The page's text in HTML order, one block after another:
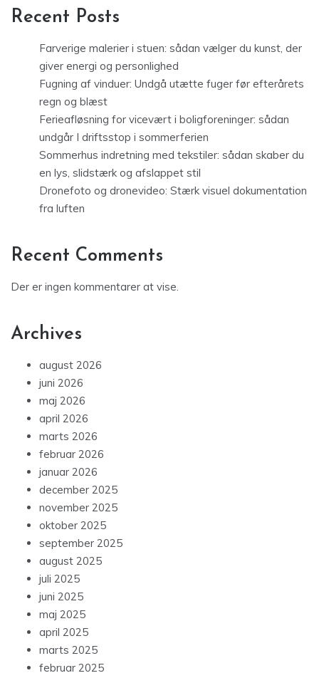
Recent Posts
Farverige malerier i stuen: sådan vælger du kunst, der
giver energi og personlighed
Fugning af vinduer: Undgå utætte fuger før efterårets
regn og blæst
Ferieafløsning for vicevært i boligforeninger: sådan
undgår I driftsstop i sommerferien
Sommerhus indretning med tekstiler: sådan skaber du
en lys, slidstærk og afslappet stil
Dronefoto og dronevideo: Stærk visuel dokumentation
fra luften
Recent Comments
Der er ingen kommentarer at vise.
Archives
august 2026
juni 2026
maj 2026
april 2026
marts 2026
februar 2026
januar 2026
december 2025
november 2025
oktober 2025
september 2025
august 2025
juli 2025
juni 2025
maj 2025
april 2025
marts 2025
februar 2025